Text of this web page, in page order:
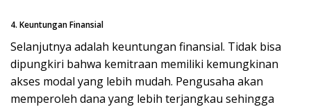
4. Keuntungan Finansial
Selanjutnya adalah keuntungan finansial. Tidak bisa
dipungkiri bahwa kemitraan memiliki kemungkinan
akses modal yang lebih mudah. Pengusaha akan
memperoleh dana yang lebih terjangkau sehingga